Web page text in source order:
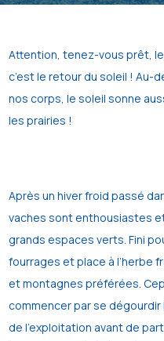
Attention, tenez-vous prêt,
c’est le retour du soleil !
nos corps, le soleil sonne
les prairies !
Après un hiver froid passé
vaches sont enthousiastes
grands espaces verts. Fini
fourrages et place à l’herbe
et montagnes préférées.
commencer par se
de l’exploitation avant de